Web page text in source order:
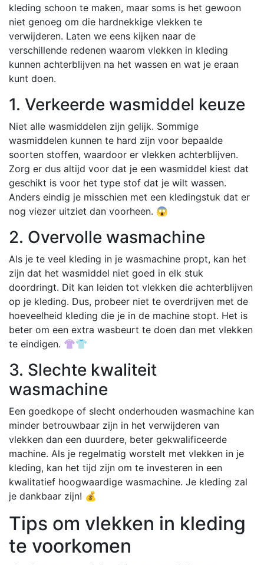
kleding schoon te maken, maar soms is het gewoon
niet genoeg om die hardnekkige vlekken te
verwijderen. Laten we eens kijken naar de
verschillende redenen waarom vlekken in kleding
kunnen achterblijven na het wassen en wat je eraan
kunt doen.
1. Verkeerde wasmiddel keuze
Niet alle wasmiddelen zijn gelijk. Sommige
wasmiddelen kunnen te hard zijn voor bepaalde
soorten stoffen, waardoor er vlekken achterblijven.
Zorg er dus altijd voor dat je een wasmiddel kiest dat
geschikt is voor het type stof dat je wilt wassen.
Anders eindig je misschien met een kledingstuk dat er
nog viezer uitziet dan voorheen. 😱
2. Overvolle wasmachine
Als je te veel kleding in je wasmachine propt, kan het
zijn dat het wasmiddel niet goed in elk stuk
doordringt. Dit kan leiden tot vlekken die achterblijven
op je kleding. Dus, probeer niet te overdrijven met de
hoeveelheid kleding die je in de machine stopt. Het is
beter om een extra wasbeurt te doen dan met vlekken
te eindigen. 👚👕
3. Slechte kwaliteit
wasmachine
Een goedkope of slecht onderhouden wasmachine kan
minder betrouwbaar zijn in het verwijderen van
vlekken dan een duurdere, beter gekwalificeerde
machine. Als je regelmatig worstelt met vlekken in je
kleding, kan het tijd zijn om te investeren in een
kwalitatief hoogwaardige wasmachine. Je kleding zal
je dankbaar zijn! 💰
Tips om vlekken in kleding
te voorkomen